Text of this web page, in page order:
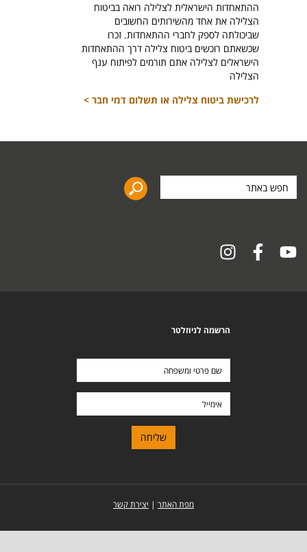
ההתאחדות הישראלית לצלילה רואה בביטוח
הצלילה את אחד מהשירותים החשובים
שביכולתה לספק לחברי ההתאחדות. זכרו
שכשאתם רוכשים ביטוח צלילה דרך ההתאחדות
הישראלים לצלילה אתם תורמים לפיתוח ענף
הצלילה
לרכישת ביטוח צלילה או תשלום דמי חבר >
באתר
הרשמה לניוזלטר
מפת האתר | יצירת קשר